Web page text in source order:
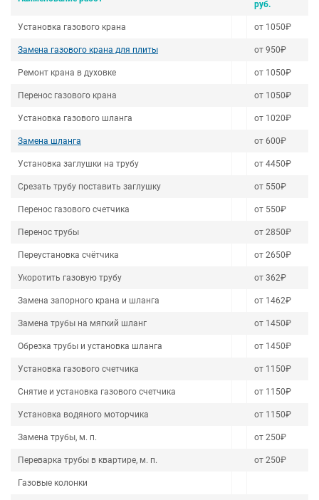
руб.
Установка газового крана от 1050₽
Замена газового крана для плиты от 950₽
Ремонт крана в духовке от 1050₽
Перенос газового крана от 1050₽
Установка газового шланга от 1020₽
Замена шланга от 600₽
Установка заглушки на трубу от 4450₽
Срезать трубу поставить заглушку от 550₽
Перенос газового счетчика от 550₽
Перенос трубы от 2850₽
Переустановка счётчика от 2650₽
Укоротить газовую трубу от 362₽
Замена запорного крана и шланга от 1462₽
Замена трубы на мягкий шланг от 1450₽
Обрезка трубы и установка шланга от 1450₽
Установка газового счетчика от 1150₽
Снятие и установка газового счетчика от 1150₽
Установка водяного моторчика от 1150₽
Замена трубы, м. п. от 250₽
Переварка трубы в квартире, м. п. от 250₽
Газовые колонки